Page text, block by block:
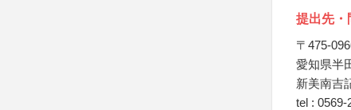
提出先・
〒475-
愛知県半
新美南吉
tel : 0569-